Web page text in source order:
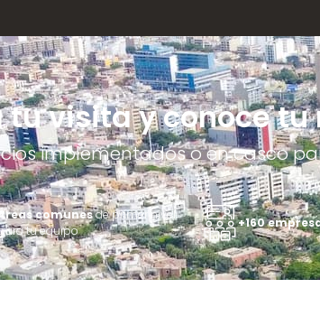
tu visita y conoce
implementados o en casco
comunesde primer nivel
tu equipo
+160